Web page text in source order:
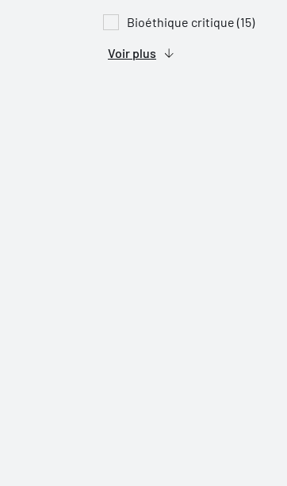
Bioéthique critique (15)
Voir plus